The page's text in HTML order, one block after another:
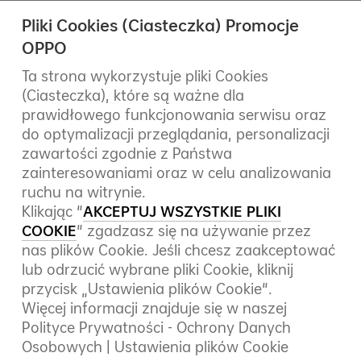
Promocje OPPO Rejestracja
Imię
Nazwisko
Numer telefonu
Adres e-mail
Pliki Cookies (Ciasteczka) Promocje
OPPO
Ta strona wykorzystuje pliki Cookies
(Ciasteczka), które są ważne dla
prawidłowego funkcjonowania serwisu oraz
do optymalizacji przeglądania, personalizacji
zawartości zgodnie z Państwa
zainteresowaniami oraz w celu analizowania
ruchu na witrynie.
Klikając "AKCEPTUJ WSZYSTKIE PLIKI
COOKIE" zgadzasz się na używanie przez
nas plików Cookie. Jeśli chcesz zaakceptować
lub odrzucić wybrane pliki Cookie, kliknij
przycisk „Ustawienia plików Cookie".
Więcej informacji znajduje się w naszej
Polityce Prywatności - Ochrony Danych
Osobowych | Ustawienia plików Cookie